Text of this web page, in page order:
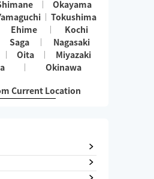
Okayama
Tokushima
Ehime
Kochi
Saga
Nagasaki
Oita
Miyazaki
Okinawa
Current Location